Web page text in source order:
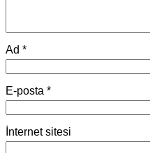
Ad *
E-posta *
İnternet sitesi